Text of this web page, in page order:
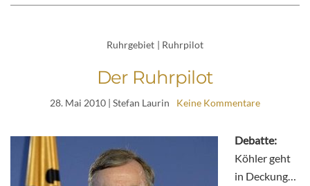
Ruhrgebiet | Ruhrpilot
Der Ruhrpilot
28. Mai 2010 | Stefan Laurin Keine Kommentare
Debatte:
Köhler geht
in Deckung…